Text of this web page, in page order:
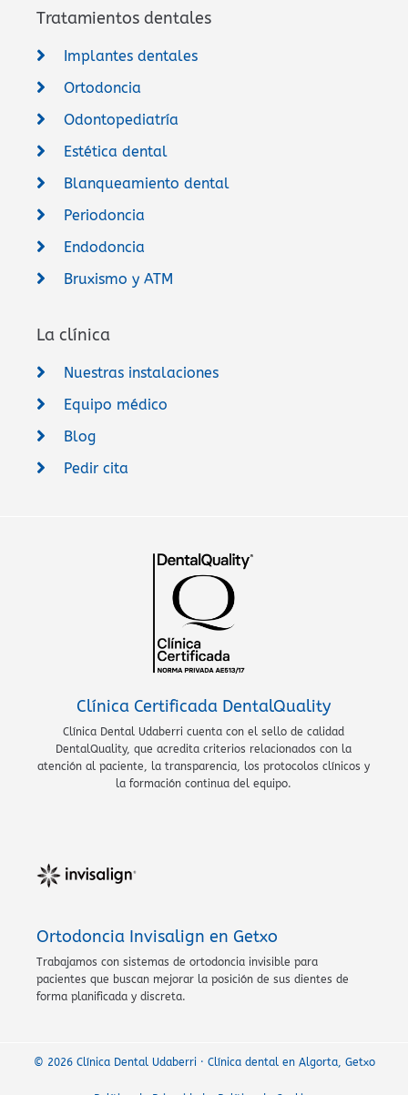
Tratamientos dentales
Implantes dentales
Ortodoncia
Odontopediatría
Estética dental
Blanqueamiento dental
Periodoncia
Endodoncia
Bruxismo y ATM
La clínica
Nuestras instalaciones
Equipo médico
Blog
Pedir cita
Clínica Certificada DentalQuality
Clínica Dental Udaberri cuenta con el sello de calidad
DentalQuality, que acredita criterios relacionados con la
atención al paciente, la transparencia, los protocolos clínicos y
la formación continua del equipo.
Ortodoncia Invisalign en Getxo
Trabajamos con sistemas de ortodoncia invisible para
pacientes que buscan mejorar la posición de sus dientes de
forma planificada y discreta.
© 2026 Clínica Dental Udaberri · Clínica dental en Algorta, Getxo